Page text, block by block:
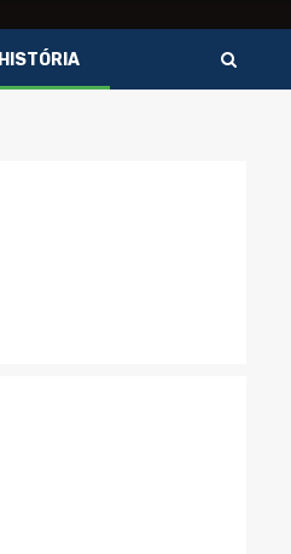
HISTÓRIA